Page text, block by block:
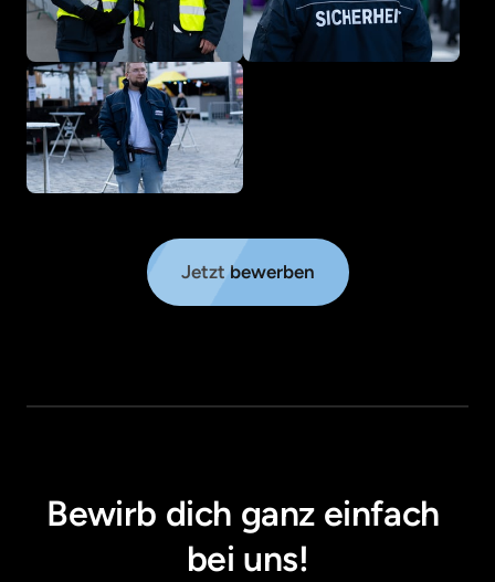
Jetzt bewerben
Bewirb dich ganz einfach
bei uns!